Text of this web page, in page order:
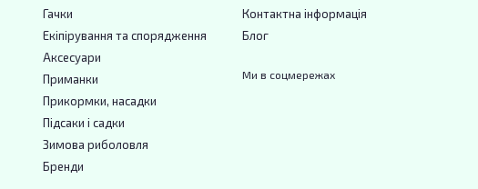
Гачки
Екіпірування та спорядження
Аксесуари
Приманки
Прикормки, насадки
Підсаки і садки
Зимова риболовля
Бренди
Контактна інформація
Блог
Ми в соцмережах